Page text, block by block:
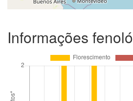
Informações